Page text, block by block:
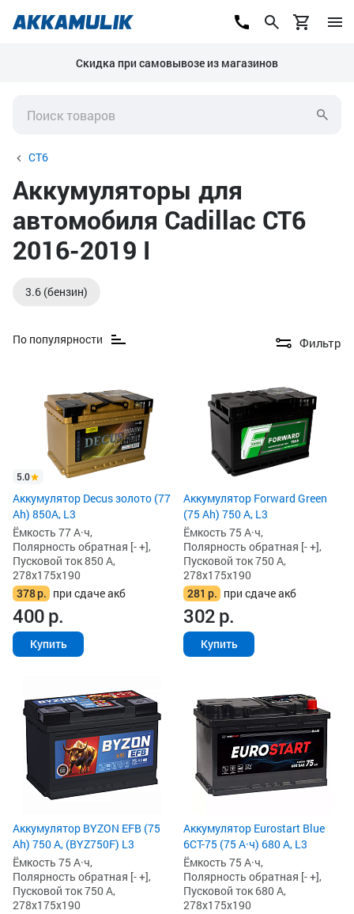
Скидка при самовывозе из магазинов
CT6
Аккумуляторы для
автомобиля Cadillac CT6
2016-2019 I
3.6 (бензин)
По популярности Фильтр
5.0
Аккумулятор Decus золото (77
Ah) 850А, L3
Ёмкость 77 А·ч,
Полярность обратная [- +],
Пусковой ток 850 А,
278x175x190
378р. при сдаче акб
400р.
Купить
Аккумулятор Forward Green
(75 Ah) 750 А, L3
Ёмкость 75 А·ч,
Полярность обратная [- +],
Пусковой ток 750 А,
278x175x190
281 р. при сдаче акб
302р.
Купить
Аккумулятор BYZON EFB (75
Ah) 750 А, (BYZ750F) L3
Ёмкость 75 А·ч,
Полярность обратная [- +],
Пусковой ток 750 А,
278x175x190
Аккумулятор Eurostart Blue
6CT-75 (75 А·ч) 680 А, L3
Ёмкость 75 А·ч,
Полярность обратная [- +],
Пусковой ток 680 А,
278x175x190